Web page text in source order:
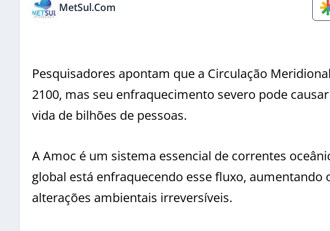
MetSul.Com
Pesquisadores apontam que a Circulação
2100, mas seu enfraquecimento severo pode
vida de bilhões de pessoas.
A Amoc é um sistema essencial de correntes
global está enfraquecendo esse fluxo,
alterações ambientais irreversíveis.